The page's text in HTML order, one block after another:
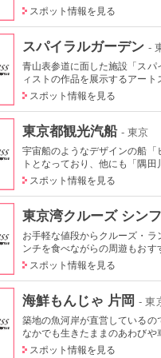
スポット情報を見る
スパイラルガーデン -
青山表参道に面した施設「ス
ィストの作品を展示するアー
スポット情報を見る
東京都観光汽船 - 東京
宇宙船のようなデザインの船
トとなっており、他にも「隅
スポット情報を見る
東京湾クルーズ シン
お手軽な値段からクルーズ・
ンチを食べながらの周遊もお
スポット情報を見る
海鮮もんじゃ 片岡 - 東
築地の魚河岸が直営している
なかでも生きたままのあわび
スポット情報を見る